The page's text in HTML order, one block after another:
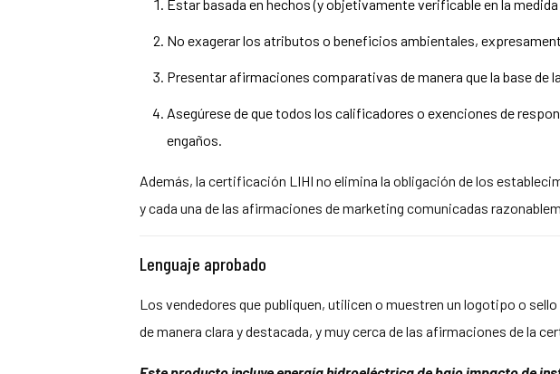
Estar basada en hechos (y objetivamente verificable en la
No exagerar los atributos o beneficios ambientales,
Presentar afirmaciones comparativas de manera que la base
Asegúrese de que todos los calificadores o exenciones de
engaños.
Además, la certificación LIHI no elimina la obligación de los
y cada una de las afirmaciones de marketing comunicadas
Lenguaje aprobado
Los vendedores que publiquen, utilicen o muestren un logotipo o
de manera clara y destacada, y muy cerca de las afirmaciones de la